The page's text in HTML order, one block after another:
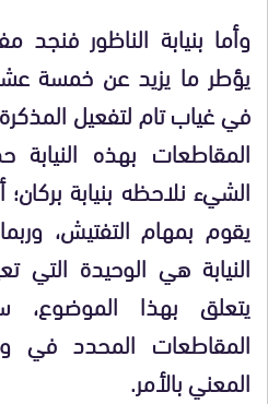
وأما بنيابة الناظور فنجد
يؤطر ما يزيد عن خمسة
المقاطعات بهذه
الشيء نلاحظه بنيابة
يقوم بمهام التفتيش،
النيابة هي الوحيدة
يتعلق بهذا
المقاطعات المحدد في
المعني بالأمر.